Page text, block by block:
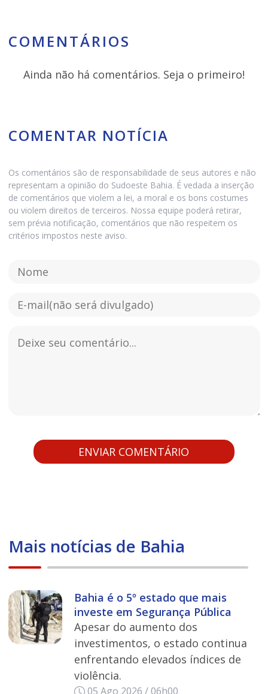
COMENTÁRIOS
Ainda não há comentários. Seja o primeiro!
COMENTAR NOTÍCIA
Os comentários são de responsabilidade de seus autores e não
representam a opinião do Sudoeste Bahia. É vedada a inserção
de comentários que violem a lei, a moral e os bons costumes
ou violem direitos de terceiros. Nossa equipe poderá retirar,
sem prévia notificação, comentários que não respeitem os
critérios impostos neste aviso.
Mais notícias de Bahia
Bahia é o 5º estado que mais
investe em Segurança Pública
Apesar do aumento dos
investimentos, o estado continua
enfrentando elevados índices de
violência.
05 Ago 2026 / 06h00